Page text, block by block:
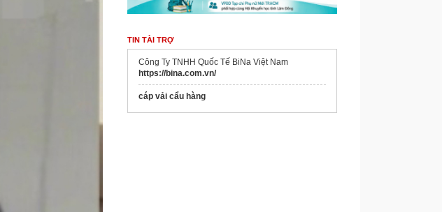
TIN TÀI TRỢ
Công Ty TNHH Quốc Tế BiNa Việt Nam
https://bina.com.vn/
cáp vải cẩu hàng